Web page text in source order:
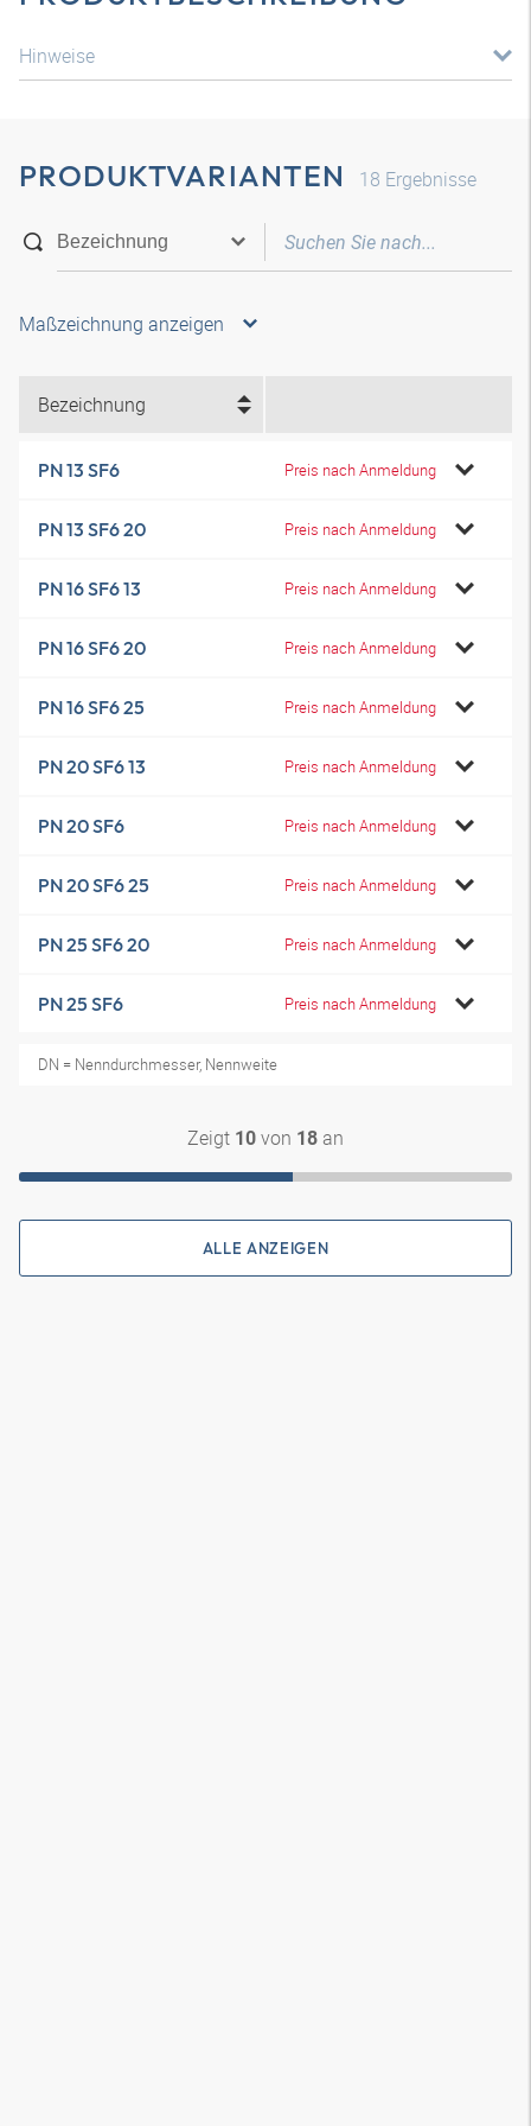
Hinweise
PRODUKTVARIANTEN 18 Ergebnisse
Maßzeichnung anzeigen
Bezeichnung
PN 13 SF6 Preis nach Anmeldung
PN 13 SF6 20 Preis nach Anmeldung
PN 16 SF6 13 Preis nach Anmeldung
PN 16 SF6 20 Preis nach Anmeldung
PN 16 SF6 25 Preis nach Anmeldung
PN 20 SF6 13 Preis nach Anmeldung
PN 20 SF6 Preis nach Anmeldung
PN 20 SF6 25 Preis nach Anmeldung
PN 25 SF6 20 Preis nach Anmeldung
PN 25 SF6 Preis nach Anmeldung
DN = Nenndurchmesser, Nennweite
Zeigt 10 von 18 an
ALLE ANZEIGEN